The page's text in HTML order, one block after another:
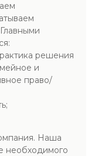
решения
и
право/
Наша
необходимого